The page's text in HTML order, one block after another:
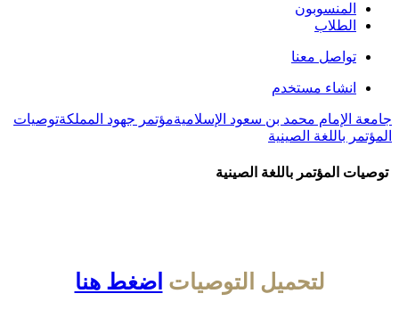
المنسوبون
الطلاب
تواصل معنا
انشاء مستخدم
جامعة الإمام محمد بن سعود الإسلاميةمؤتمر جهود المملكةتوصيات
المؤتمر باللغة الصينية
توصيات المؤتمر باللغة الصينية
لتحميل التوصيات اضغط هنا​